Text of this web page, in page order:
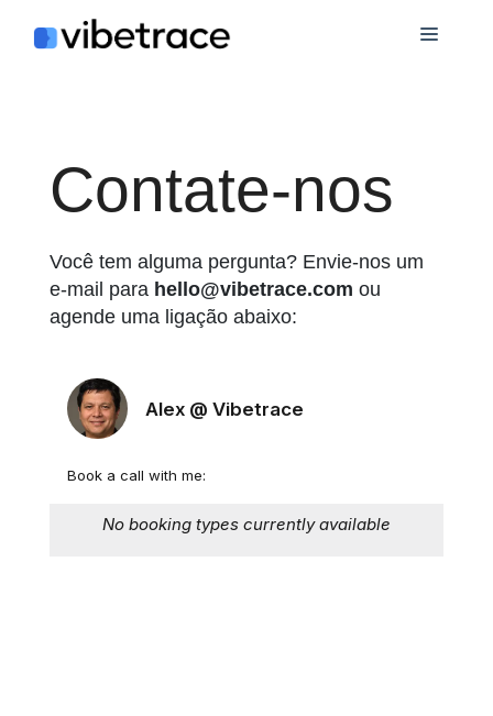
para
Contate-nos
Você tem alguma pergunta? Envie-nos um
e-mail para hello@vibetrace.com ou
agende uma ligação abaixo: